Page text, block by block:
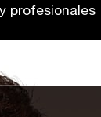
profesionales